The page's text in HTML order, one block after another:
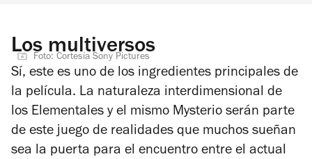
Los multiversos
Foto: Cortesía Sony Pictures
Sí, este es uno de los ingredientes principales de
la película. La naturaleza interdimensional de
los Elementales y el mismo Mysterio serán parte
de este juego de realidades que muchos sueñan
sea la puerta para el encuentro entre el actual